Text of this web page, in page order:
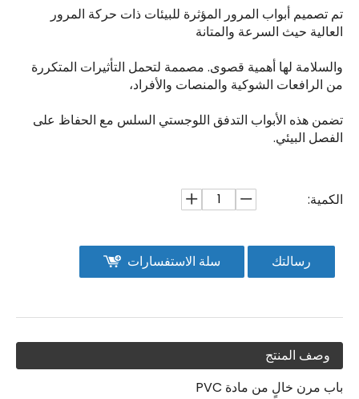
تم تصميم أبواب المرور المؤثرة للبيئات ذات حركة المرور
العالية حيث السرعة والمتانة
والسلامة لها أهمية قصوى. مصممة لتحمل التأثيرات المتكررة
من الرافعات الشوكية والمنصات والأفراد،
تضمن هذه الأبواب التدفق اللوجستي السلس مع الحفاظ على
الفصل البيئي.
الكمية:
رسالتك سلة الاستفسارات
وصف المنتج
باب مرن خالٍ من مادة PVC